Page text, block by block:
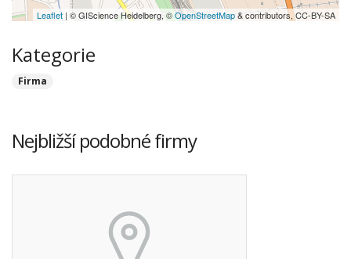
Leaflet | © GIScience Heidelberg, ©OpenStreetMap& contributors, CC-BY-SA
Kategorie
Firma
Nejbližší podobné firmy